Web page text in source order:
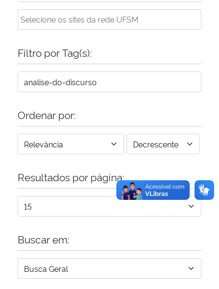
Banco Central do Brasil
Filtro por Tag(s):
Ordenar por:
Resultados por página:
Buscar em: